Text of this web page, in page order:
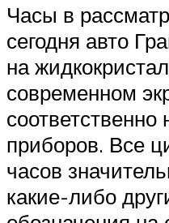
Часы в
сегодня авто
на
современном
соответственно
приборов. Все
часов
какие-либо